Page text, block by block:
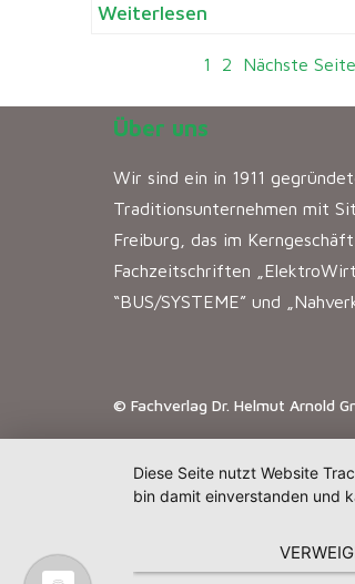
Weiterlesen
1 2 Nächste
Über uns
Wir sind ein in 1911
Traditionsunternehmen mit
Freiburg, das im
Fachzeitschriften
“BUS/SYSTEME” und
© Fachverlag Dr. Helmut Arnold
Diese Seite nutzt Website
bin damit einverstanden und